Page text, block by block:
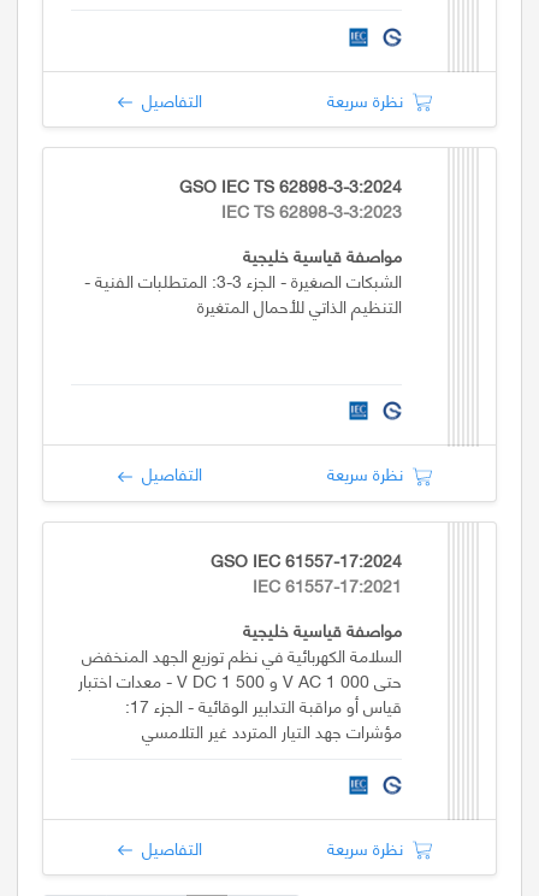
نظرة سريعة التفاصيل
GSO IEC TS 62898-3-3:2024
IEC TS 62898-3-3:2023
مواصفة قياسية خليجية
الشبكات الصغيرة - الجزء 3-3: المتطلبات الفنية -
التنظيم الذاتي للأحمال المتغيرة
نظرة سريعة التفاصيل
GSO IEC 61557-17:2024
IEC 61557-17:2021
مواصفة قياسية خليجية
السلامة الكهربائية في نظم توزيع الجهد المنخفض
حتى 000 1 V AC و 500 1 V DC - معدات اختبار
قياس أو مراقبة التدابير الوقائية - الجزء 17:
مؤشرات جهد التيار المتردد غير التلامسي
نظرة سريعة التفاصيل